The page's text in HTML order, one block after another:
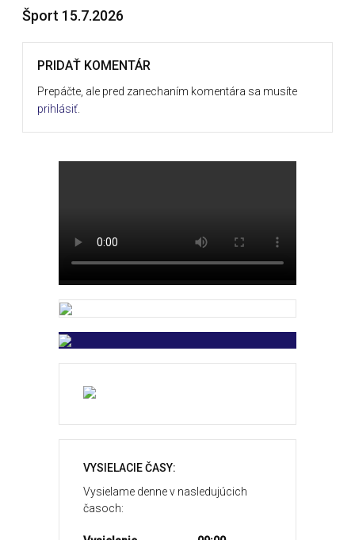
Šport 15.7.2026
PRIDAŤ KOMENTÁR
Prepáčte, ale pred zanechaním komentára sa musíte
prihlásiť
VYSIELACIE ČASY:
Vysielame denne v nasledujúcich
časoch: